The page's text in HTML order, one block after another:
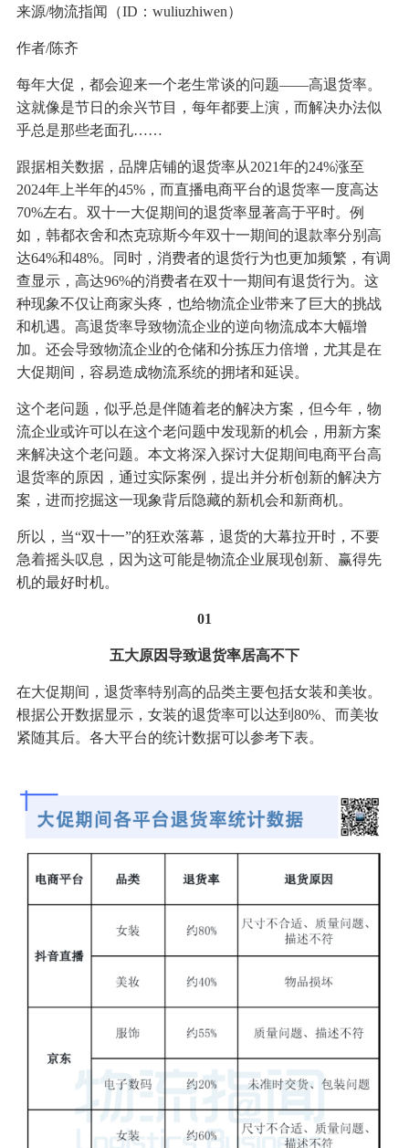
来源/物流指闻（ID：wuliuzhiwen）
作者/陈齐
每年大促，都会迎来一个老生常谈的问题——高退货率。
这就像是节日的余兴节目，每年都要上演，而解决办法似
乎总是那些老面孔……
跟据相关数据，品牌店铺的退货率从2021年的24%涨至
2024年上半年的45%，而直播电商平台的退货率一度高达
70%左右。双十一大促期间的退货率显著高于平时。例
如，韩都衣舍和杰克琼斯今年双十一期间的退款率分别高
达64%和48%。同时，消费者的退货行为也更加频繁，有调
查显示，高达96%的消费者在双十一期间有退货行为。这
种现象不仅让商家头疼，也给物流企业带来了巨大的挑战
和机遇。高退货率导致物流企业的逆向物流成本大幅增
加。还会导致物流企业的仓储和分拣压力倍增，尤其是在
大促期间，容易造成物流系统的拥堵和延误。
这个老问题，似乎总是伴随着老的解决方案，但今年，物
流企业或许可以在这个老问题中发现新的机会，用新方案
来解决这个老问题。本文将深入探讨大促期间电商平台高
退货率的原因，通过实际案例，提出并分析创新的解决方
案，进而挖掘这一现象背后隐藏的新机会和新商机。
所以，当“双十一”的狂欢落幕，退货的大幕拉开时，不要
急着摇头叹息，因为这可能是物流企业展现创新、赢得先
机的最好时机。
01
五大原因导致退货率居高不下
在大促期间，退货率特别高的品类主要包括女装和美妆。
根据公开数据显示，女装的退货率可以达到80%、而美妆
紧随其后。各大平台的统计数据可以参考下表。